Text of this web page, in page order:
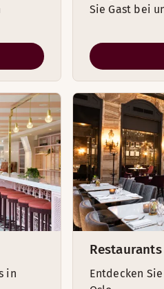
Sie Gast bei
in
Entdecken